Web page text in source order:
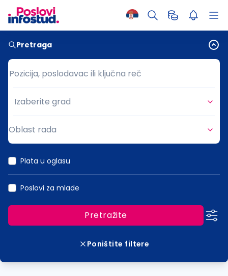
Pretraga
Pozicija, poslodavac ili ključna reč
Pozicija, poslodavac ili ključna reč
Grad
Izaberite grad
Oblast rada
Plata u oglasu
Poslovi za mlade
Pretražite
Poništite filtere